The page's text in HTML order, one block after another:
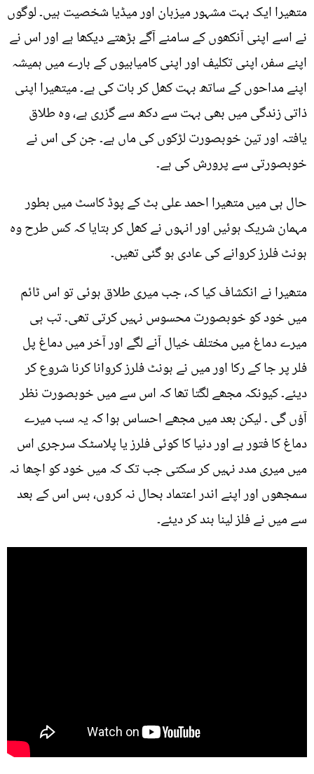
متھیرا ایک بہت مشہور میزبان اور میڈیا شخصیت ہیں۔ لوگوں
نے اسے اپنی آنکھوں کے سامنے آگے بڑھتے دیکھا ہے اور اس نے
اپنے سفر، اپنی تکلیف اور اپنی کامیابیوں کے بارے میں ہمیشہ
اپنے مداحوں کے ساتھ بہت کھل کر بات کی ہے۔ میتھیرا اپنی
ذاتی زندگی میں بھی بہت سے دکھ سے گزری ہے، وہ طلاق
یافتہ اور تین خوبصورت لڑکوں کی ماں ہے۔ جن کی اس نے
خوبصورتی سے پرورش کی ہے۔
حال ہی میں متھیرا احمد علی بٹ کے پوڈ کاسٹ میں بطور
مہمان شریک ہوئیں اور انہوں نے کھل کر بتایا کہ کس طرح وہ
ہونٹ فلرز کروانے کی عادی ہو گئی تھیں۔
متھیرا نے انکشاف کیا کہ، جب میری طلاق ہوئی تو اس ٹائم
میں خود کو خوبصورت محسوس نہیں کرتی تھی۔ تب ہی
میرے دماغ میں مختلف خیال آنے لگے اور آخر میں دماغ پل
فلر پر جا کے رکا اور میں نے ہونٹ فلرز کروانا کرنا شروع کر
دیئے۔ کیونکہ مجھے لگتا تھا کہ اس سے میں خوبصورت نظر
آؤں گی ۔ لیکن بعد میں مجھے احساس ہوا کہ یہ سب میرے
دماغ کا فتور ہے اور دنیا کا کوئی فلرز یا پلاسٹک سرجری اس
میں میری مدد نہیں کر سکتی جب تک کہ میں خود کو اچھا نہ
سمجھوں اور اپنے اندر اعتماد بحال نہ کروں، بس اس کے بعد
سے میں نے فلز لینا بند کر دیئے۔